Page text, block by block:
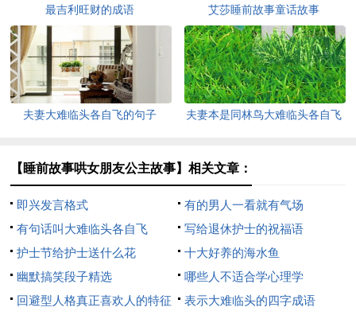
最吉利旺财的成语 艾莎睡前故事童话故事
夫妻大难临头各自飞的句子 夫妻本是同林鸟大难临头各自飞
【睡前故事哄女朋友公主故事】相关文章：
即兴发言格式
有的男人一看就有气场
有句话叫大难临头各自飞
写给退休护士的祝福语
护士节给护士送什么花
十大好养的海水鱼
幽默搞笑段子精选
哪些人不适合学心理学
回避型人格真正喜欢人的特征
表示大难临头的四字成语